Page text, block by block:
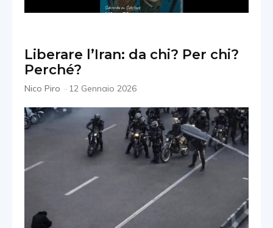
Liberare l’Iran: da chi? Per chi?
Perché?
Nico Piro - 12 Gennaio 2026